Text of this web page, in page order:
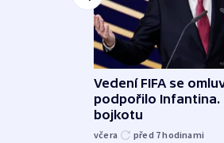
Vedení FIFA se
podpořilo Infantina.
bojkotu
včera před 7hodinami